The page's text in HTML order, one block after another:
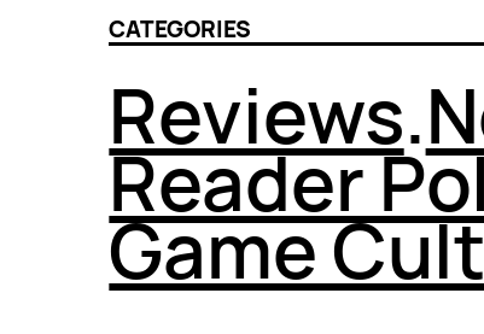
CATEGORIES
Reviews.
Reader
Game